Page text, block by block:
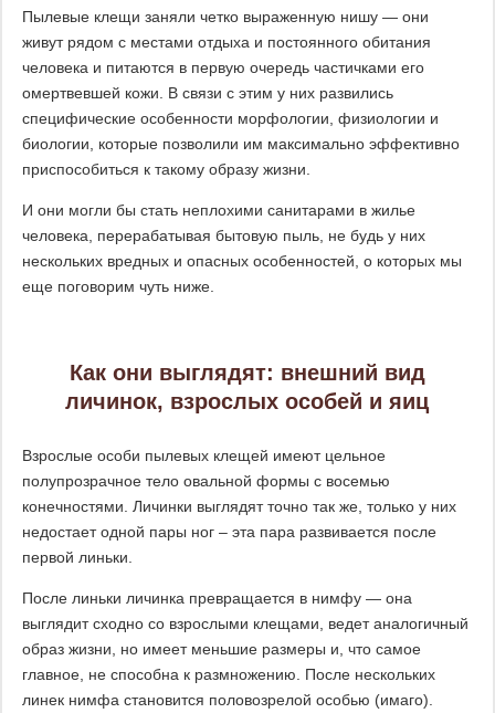
Пылевые клещи заняли четко выраженную нишу — они
живут рядом с местами отдыха и постоянного обитания
человека и питаются в первую очередь частичками его
омертвевшей кожи. В связи с этим у них развились
специфические особенности морфологии, физиологии и
биологии, которые позволили им максимально эффективно
приспособиться к такому образу жизни.
И они могли бы стать неплохими санитарами в жилье
человека, перерабатывая бытовую пыль, не будь у них
нескольких вредных и опасных особенностей, о которых мы
еще поговорим чуть ниже.
Как они выглядят: внешний вид
личинок, взрослых особей и яиц
Взрослые особи пылевых клещей имеют цельное
полупрозрачное тело овальной формы с восемью
конечностями. Личинки выглядят точно так же, только у них
недостает одной пары ног – эта пара развивается после
первой линьки.
После линьки личинка превращается в нимфу — она
выглядит сходно со взрослыми клещами, ведет аналогичный
образ жизни, но имеет меньшие размеры и, что самое
главное, не способна к размножению. После нескольких
линек нимфа становится половозрелой особью (имаго).